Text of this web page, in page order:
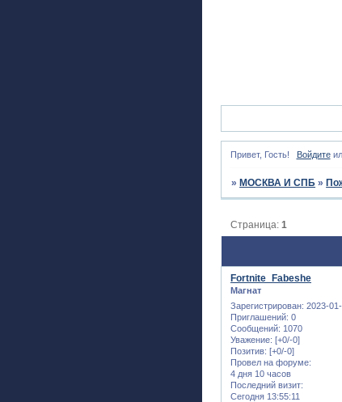
Привет, Гость! Войдите
» МОСКВА И СПБ »
Страница:1
Fortnite_Fabeshe
Магнат
Зарегистрирован: 2023-01-
Приглашений: 0
Сообщений: 1070
Уважение: [+0/-0]
Позитив: [+0/-0]
Провел на форуме:
4 дня 10 часов
Последний визит:
Сегодня 13:55:11